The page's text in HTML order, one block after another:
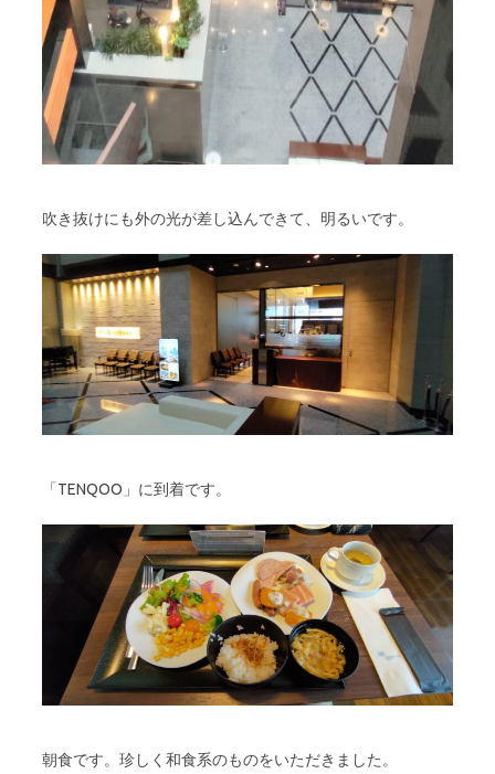
吹き抜けにも外の光が差し込んできて、明るいです。
「TENQOO」に到着です。
朝食です。珍しく和食系のものをいただきました。